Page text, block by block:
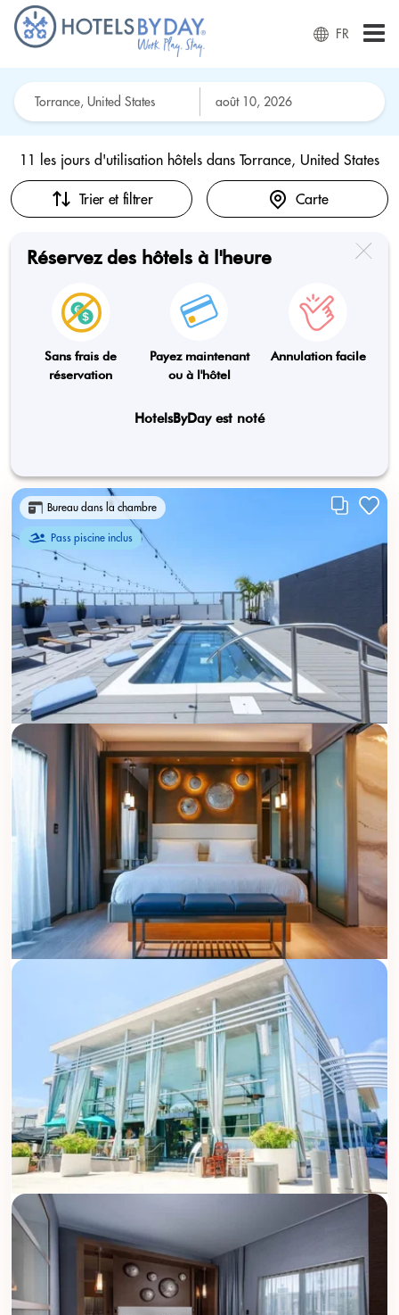
FR
11 les jours d'utilisation hôtels dans Torrance, United States
Trier et filtrer Carte
Réservez des hôtels à l'heure
Sans frais de
réservation
Payez maintenant
ou à l'hôtel
Annulation facile
HotelsByDay est noté
Bureau dans la chambre
Pass piscine inclus